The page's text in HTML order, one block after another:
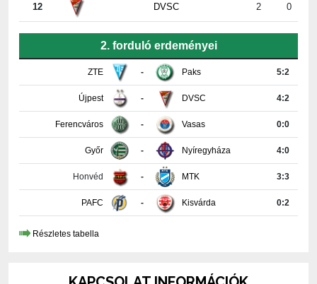
ZTE - Paks
Újpest DVSC 4:2
Ferencváros Vasas 0:0
Győr Nyíregyháza 4:0
Honvéd MTK 3:3
PAFC Kisvárda 0:2
Részletes tabella